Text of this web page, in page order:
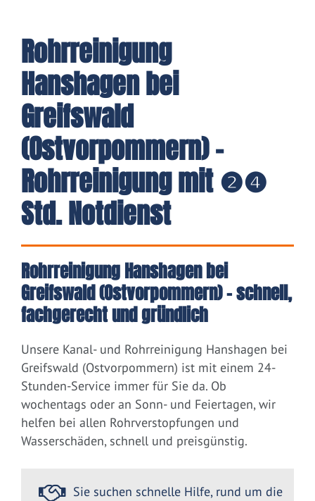
Rohrreinigung
Hanshagen bei
Greifswald
(Ostvorpommern) -
Rohrreinigung mit ❷❹
Std. Notdienst
Rohrreinigung Hanshagen bei
Greifswald (Ostvorpommern) – schnell,
fachgerecht und gründlich
Unsere Kanal- und Rohrreinigung Hanshagen bei
Greifswald (Ostvorpommern) ist mit einem 24-
Stunden-Service immer für Sie da. Ob
wochentags oder an Sonn- und Feiertagen, wir
helfen bei allen Rohrverstopfungen und
Wasserschäden, schnell und preisgünstig.
Sie suchen schnelle Hilfe, rund um die